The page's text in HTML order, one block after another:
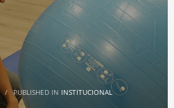
/ PUBLISHED IN INSTITUCIONAL